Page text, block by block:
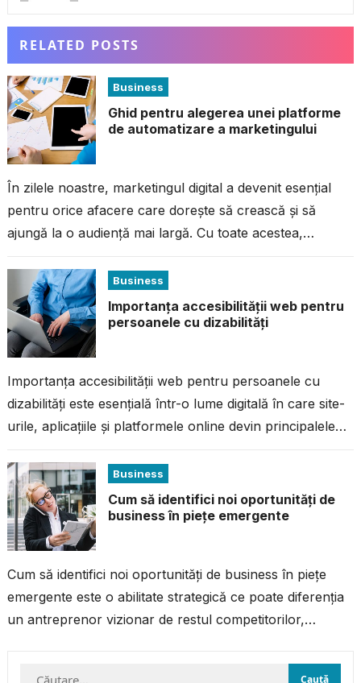
RELATED POSTS
Business
Ghid pentru alegerea unei platforme
de automatizare a marketingului
În zilele noastre, marketingul digital a devenit esențial
pentru orice afacere care dorește să crească și să
ajungă la o audiență mai largă. Cu toate acestea,
Business
Importanța accesibilității web pentru
persoanele cu dizabilități
Importanța accesibilității web pentru persoanele cu
dizabilități este esențială într-o lume digitală în care site-
urile, aplicațiile și platformele online devin principalele
Business
Cum să identifici noi oportunități de
business în piețe emergente
Cum să identifici noi oportunități de business în piețe
emergente este o abilitate strategică ce poate diferenția
un antreprenor vizionar de restul competitorilor,
Caută